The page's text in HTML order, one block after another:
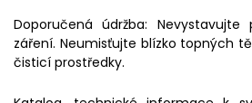
Doporučená údržba:
záření. Neumisťujte blízko topných
čisticí prostředky.